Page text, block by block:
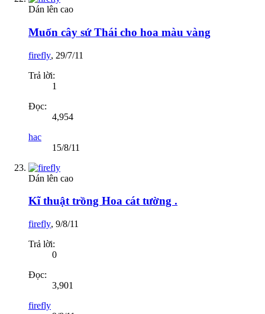
Dán lên cao
Muốn cây sứ Thái cho hoa màu vàng
firefly, 29/7/11
Trả lời:
1
Đọc:
4,954
hac
15/8/11
Dán lên cao
Kĩ thuật trồng Hoa cát tường .
firefly, 9/8/11
Trả lời:
0
Đọc:
3,901
firefly